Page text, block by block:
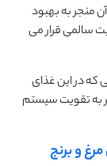
منجر به بهبود
سالمی قرار می
که در این غذای
به تقویت سیستم
و برنج